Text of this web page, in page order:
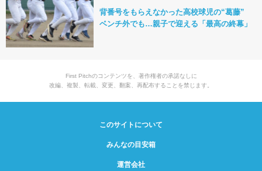
背番号をもらえなかった高校球児の“葛藤”
ベンチ外でも…親子で迎える「最高の終幕」
First Pitchのコンテンツを、著作権者の承諾なしに
改編、複製、転載、変更、翻案、再配布することを禁じます。
このサイトについて
みんなの目安箱
運営会社